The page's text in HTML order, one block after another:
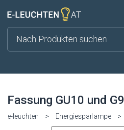
Fassung GU10 und G9
e-leuchten > Energiesparlampe >